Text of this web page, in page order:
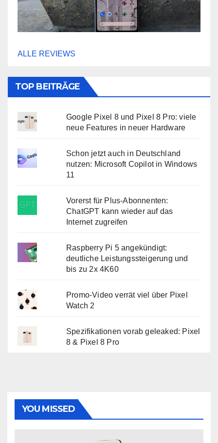
ALLE REVIEWS
TOP BEITRÄGE
Google Pixel 8 und Pixel 8 Pro: viele
neue Features in neuer Hardware
Schon jetzt auch in Deutschland
nutzen: Microsoft Copilot in Windows
11
Vorerst für Plus-Abonnenten:
ChatGPT kann wieder auf das
Internet zugreifen
Raspberry Pi 5 angekündigt:
deutliche Leistungssteigerung und
bis zu 2x 4K60
Promo-Video verrät viel über Pixel
Watch 2
Spezifikationen vorab geleaked: Pixel
8 & Pixel 8 Pro
YOU MISSED